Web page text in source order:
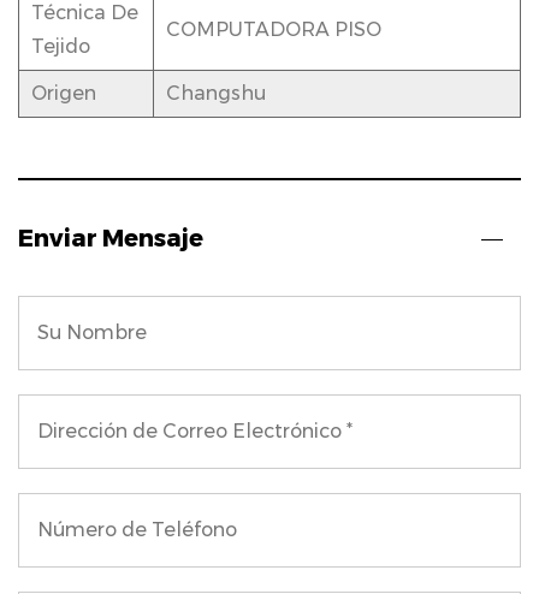
Técnica De
Tejido
COMPUTADORA PISO
Origen Changshu
Enviar Mensaje